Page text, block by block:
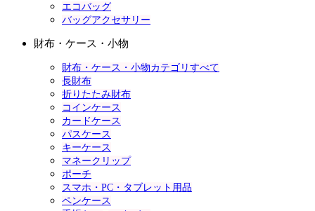
エコバッグ
バッグアクセサリー
財布・ケース・小物
財布・ケース・小物カテゴリすべて
長財布
折りたたみ財布
コインケース
カードケース
パスケース
キーケース
マネークリップ
ポーチ
スマホ・PC・タブレット用品
ペンケース